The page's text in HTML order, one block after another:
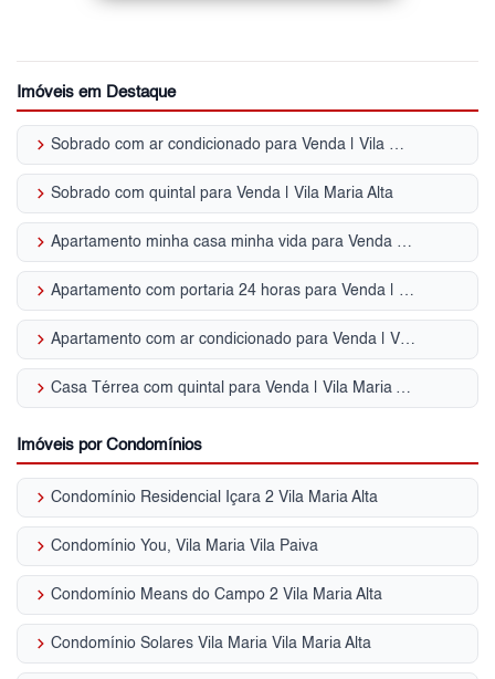
Imóveis em Destaque
keyboard_arrow_right Sobrado com ar condicionado para Venda | Vila Maria Alta
keyboard_arrow_right Sobrado com quintal para Venda | Vila Maria Alta
keyboard_arrow_right Apartamento minha casa minha vida para Venda | Vila Maria Alta
keyboard_arrow_right Apartamento com portaria 24 horas para Venda | Vila Maria Alta
keyboard_arrow_right Apartamento com ar condicionado para Venda | Vila Maria Alta
keyboard_arrow_right Casa Térrea com quintal para Venda | Vila Maria Alta
Imóveis por Condomínios
keyboard_arrow_right Condomínio Residencial Içara 2 Vila Maria Alta
keyboard_arrow_right Condomínio You, Vila Maria Vila Paiva
keyboard_arrow_right Condomínio Means do Campo 2 Vila Maria Alta
keyboard_arrow_right Condomínio Solares Vila Maria Vila Maria Alta